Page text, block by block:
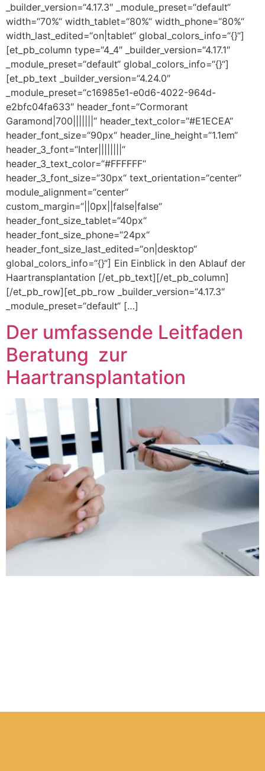
_builder_version=“4.17.3″ _module_preset=“default“
width=“70%“ width_tablet=“80%“ width_phone=“80%“
width_last_edited=“on|tablet“ global_colors_info=“{}“]
[et_pb_column type=“4_4″ _builder_version=“4.17.1″
_module_preset=“default“ global_colors_info=“{}“]
[et_pb_text _builder_version=“4.24.0″
_module_preset=“c16985e1-e0d6-4022-964d-
e2bfc04fa633″ header_font=“Cormorant
Garamond|700|||||||“ header_text_color=“#E1ECEA“
header_font_size=“90px“ header_line_height=“1.1em“
header_3_font=“Inter||||||||“
header_3_text_color=“#FFFFFF“
header_3_font_size=“30px“ text_orientation=“center“
module_alignment=“center“
custom_margin=“||0px||false|false“
header_font_size_tablet=“40px“
header_font_size_phone=“24px“
header_font_size_last_edited=“on|desktop“
global_colors_info=“{}“] Ein Einblick in den Ablauf der
Haartransplantation [/et_pb_text][/et_pb_column]
[/et_pb_row][et_pb_row _builder_version=“4.17.3″
_module_preset=“default“ […]
Der umfassende Leitfaden
Beratung zur
Haartransplantation